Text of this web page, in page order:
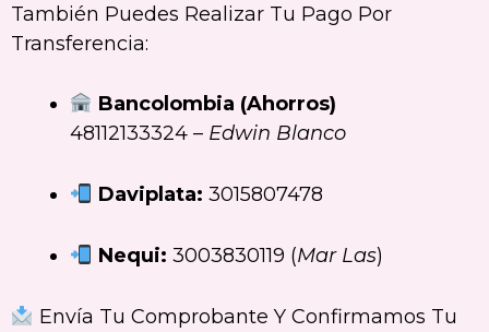
También Puedes Realizar Tu Pago Por
Transferencia:
Bancolombia (Ahorros)
48112133324 – Edwin Blanco
Daviplata: 3015807478
Nequi: 3003830119 (Mar Las)
Envía Tu Comprobante Y Confirmamos Tu